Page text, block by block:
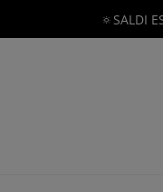
🔅SALDI